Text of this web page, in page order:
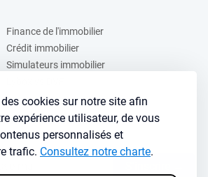
cookies sur notre site afin
expérience utilisateur, de vous
personnalisés et
trafic. Consultez notre charte.
Finance de l'immobilier
Crédit immobilier
Simulateurs immobilier
à investir dans l’immobilier ?
newsletter gratuite :